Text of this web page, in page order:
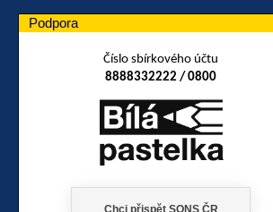
Podpora
Číslo sbírkového účtu
8888332222 / 0800